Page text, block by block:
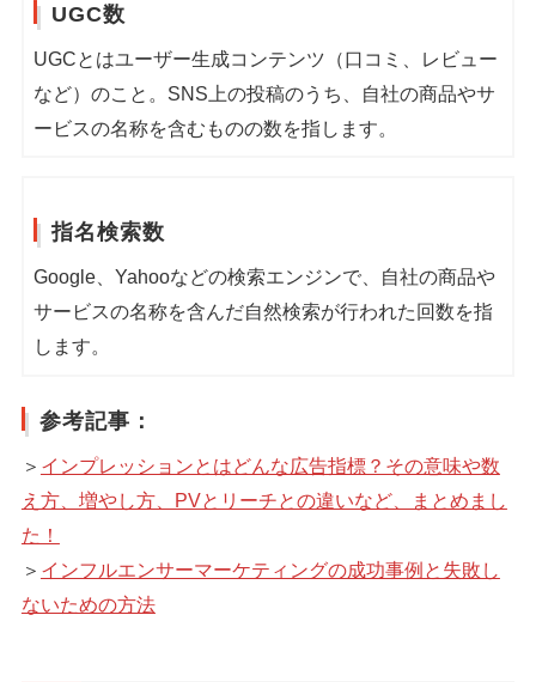
UGC数
UGCとはユーザー生成コンテンツ（口コミ、レビュー
など）のこと。SNS上の投稿のうち、自社の商品やサ
ービスの名称を含むものの数を指します。
指名検索数
Google、Yahooなどの検索エンジンで、自社の商品や
サービスの名称を含んだ自然検索が行われた回数を指
します。
参考記事：
＞ インプレッションとはどんな広告指標？その意味や数
え方、増やし方、PVとリーチとの違いなど、まとめまし
た！
＞ インフルエンサーマーケティングの成功事例と失敗し
ないための方法